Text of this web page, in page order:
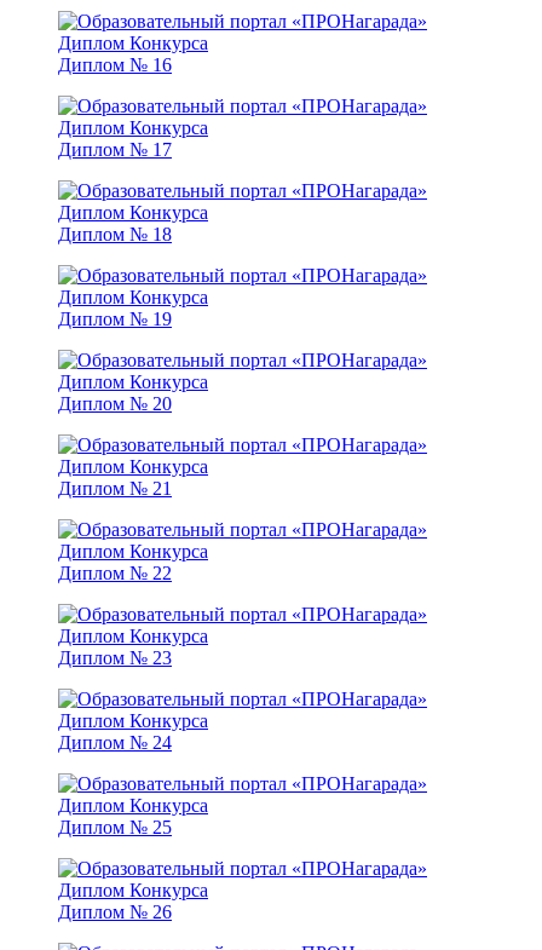
Диплом № 16
Диплом № 17
Диплом № 18
Диплом № 19
Диплом № 20
Диплом № 21
Диплом № 22
Диплом № 23
Диплом № 24
Диплом № 25
Диплом № 26